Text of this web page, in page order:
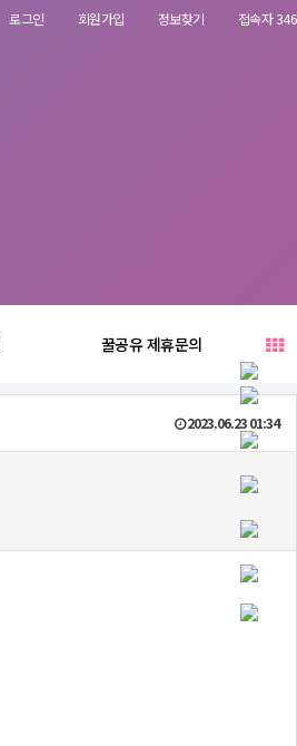
로그인 회원가입 정보찾기 접속자 346
꿀공유 제휴문의
2023.06.23 01:34